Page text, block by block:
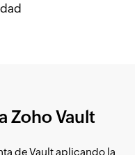
Zoho Vault
de Vault aplicando la